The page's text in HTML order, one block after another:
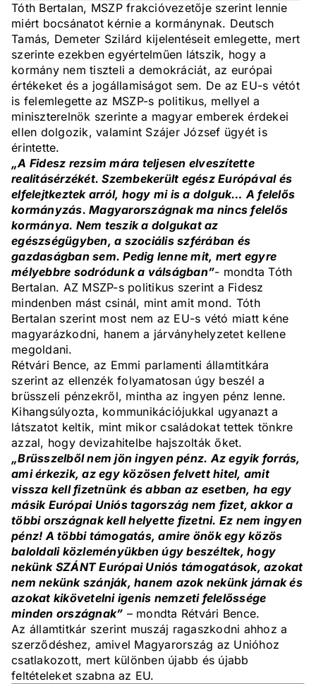
Tóth Bertalan, MSZP frakcióvezetője szerint lennie
miért bocsánatot kérnie a kormánynak. Deutsch
Tamás, Demeter Szilárd kijelentéseit emlegette, mert
szerinte ezekben egyértelműen látszik, hogy a
kormány nem tiszteli a demokráciát, az európai
értékeket és a jogállamiságot sem. De az EU-s vétót
is felemlegette az MSZP-s politikus, mellyel a
miniszterelnök szerinte a magyar emberek érdekei
ellen dolgozik, valamint Szájer József ügyét is
érintette.
„A Fidesz rezsim mára teljesen elveszítette
realitásérzékét. Szembekerült egész Európával és
elfelejtkeztek arról, hogy mi is a dolguk… A felelős
kormányzás. Magyarországnak ma nincs felelős
kormánya. Nem teszik a dolgukat az
egészségügyben, a szociális szférában és
gazdaságban sem. Pedig lenne mit, mert egyre
mélyebbre sodródunk a válságban”- mondta Tóth
Bertalan. AZ MSZP-s politikus szerint a Fidesz
mindenben mást csinál, mint amit mond. Tóth
Bertalan szerint most nem az EU-s vétó miatt kéne
magyarázkodni, hanem a járványhelyzetet kellene
megoldani.
Rétvári Bence, az Emmi parlamenti államtitkára
szerint az ellenzék folyamatosan úgy beszél a
brüsszeli pénzekről, mintha az ingyen pénz lenne.
Kihangsúlyozta, kommunikációjukkal ugyanazt a
látszatot keltik, mint mikor családokat tettek tönkre
azzal, hogy devizahitelbe hajszolták őket.
„Brüsszelből nem jön ingyen pénz. Az egyik forrás,
ami érkezik, az egy közösen felvett hitel, amit
vissza kell fizetnünk és abban az esetben, ha egy
másik Európai Uniós tagország nem fizet, akkor a
többi országnak kell helyette fizetni. Ez nem ingyen
pénz! A többi támogatás, amire önök egy közös
baloldali közleményükben úgy beszéltek, hogy
nekünk SZÁNT Európai Uniós támogatások, azokat
nem nekünk szánják, hanem azok nekünk járnak és
azokat kikövetelni igenis nemzeti felelőssége
minden országnak” – mondta Rétvári Bence.
Az államtitkár szerint muszáj ragaszkodni ahhoz a
szerződéshez, amivel Magyarország az Unióhoz
csatlakozott, mert különben újabb és újabb
feltételeket szabna az EU.